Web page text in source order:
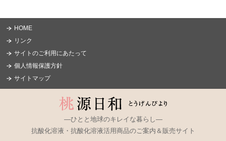
HOME
リンク
サイトのご利用にあたって
個人情報保護方針
サイトマップ
―ひとと地球のキレイな暮らし―
抗酸化溶液・抗酸化溶液活用商品のご案内＆販売サイト